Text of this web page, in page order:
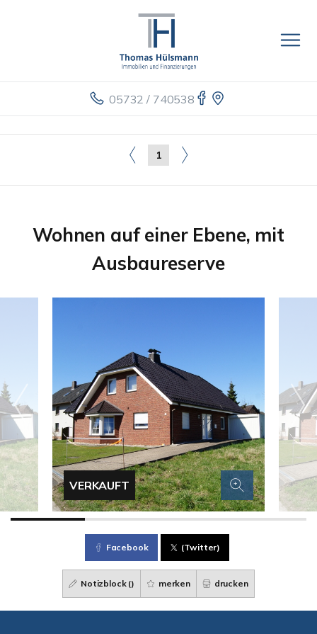
05732 / 740538
1
Wohnen auf einer Ebene, mit
Ausbaureserve
VERKAUFT
Facebook (Twitter)
Notizblock () merken drucken